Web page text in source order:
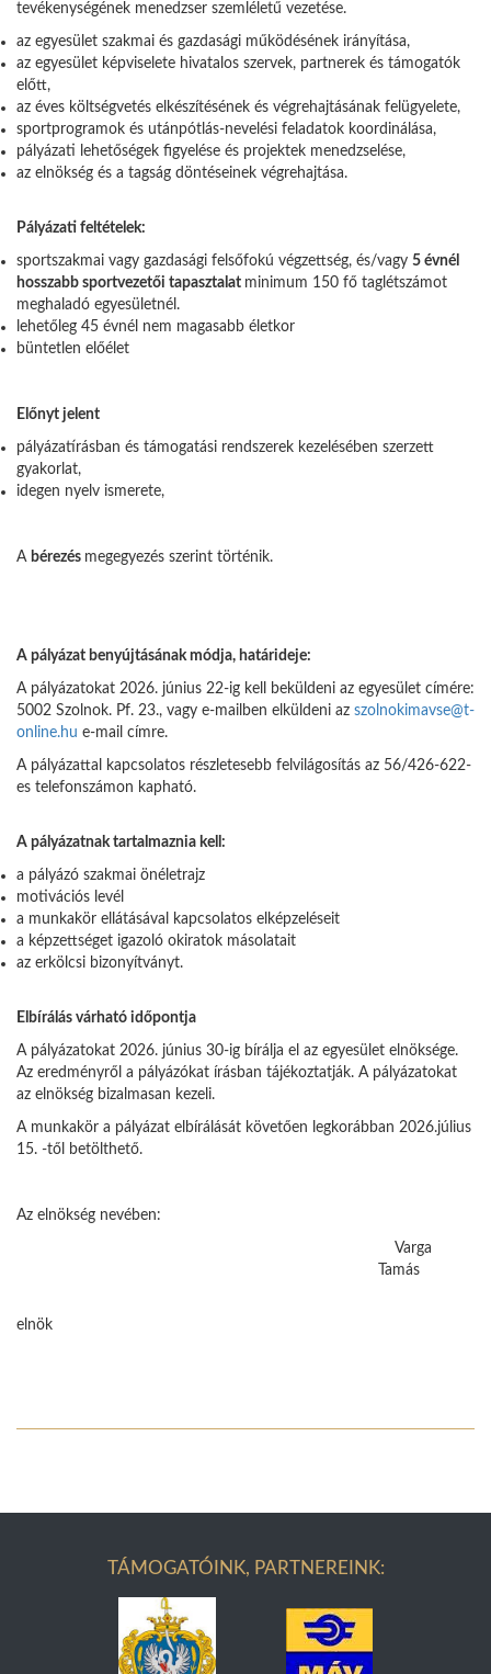
tevékenységének menedzser szemléletű vezetése.
az egyesület szakmai és gazdasági működésének irányítása,
az egyesület képviselete hivatalos szervek, partnerek és támogatók
előtt,
az éves költségvetés elkészítésének és végrehajtásának felügyelete,
sportprogramok és utánpótlás-nevelési feladatok koordinálása,
pályázati lehetőségek figyelése és projektek menedzselése,
az elnökség és a tagság döntéseinek végrehajtása.
Pályázati feltételek:
sportszakmai vagy gazdasági felsőfokú végzettség, és/vagy 5 évnél
hosszabb sportvezetői tapasztalat minimum 150 fő taglétszámot
meghaladó egyesületnél.
lehetőleg 45 évnél nem magasabb életkor
büntetlen előélet
Előnyt jelent
pályázatírásban és támogatási rendszerek kezelésében szerzett
gyakorlat,
idegen nyelv ismerete,
A bérezés megegyezés szerint történik.
A pályázat benyújtásának módja, határideje:
A pályázatokat 2026. június 22-ig kell beküldeni az egyesület címére:
5002 Szolnok. Pf. 23., vagy e-mailben elküldeni az szolnokimavse@t-
online.hu e-mail címre.
A pályázattal kapcsolatos részletesebb felvilágosítás az 56/426-622-
es telefonszámon kapható.
A pályázatnak tartalmaznia kell:
a pályázó szakmai önéletrajz
motivációs levél
a munkakör ellátásával kapcsolatos elképzeléseit
a képzettséget igazoló okiratok másolatait
az erkölcsi bizonyítványt.
Elbírálás várható időpontja
A pályázatokat 2026. június 30-ig bírálja el az egyesület elnöksége.
Az eredményről a pályázókat írásban tájékoztatják. A pályázatokat
az elnökség bizalmasan kezeli.
A munkakör a pályázat elbírálását követően legkorábban 2026.július
15. -től betölthető.
Az elnökség nevében:
Varga
Tamás
elnök
TÁMOGATÓINK, PARTNEREINK: